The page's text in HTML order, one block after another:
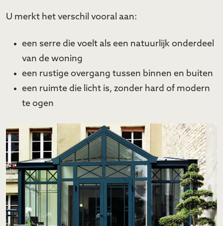
U merkt het verschil vooral aan:
een serre die voelt als een natuurlijk onderdeel
van de woning
een rustige overgang tussen binnen en buiten
een ruimte die licht is, zonder hard of modern
te ogen